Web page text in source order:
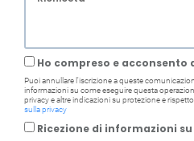
Ho compreso e
Puoi annullare l'iscrizione a queste
informazioni su come eseguire questa
privacy e altre indicazioni su protezione e
sulla privacy
Ricezione di informazioni